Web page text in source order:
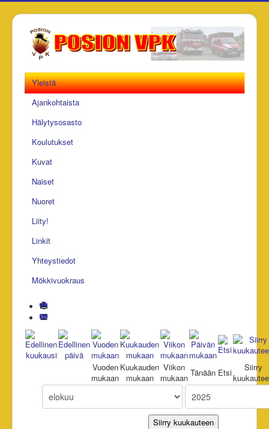
Yleistä
Ajankohtaista
Hälytysosasto
Koulutukset
Kuvat
Naiset
Nuoret
Liity!
Linkit
Yhteystiedot
Mökkivuokraus
Vuoden
mukaan
Kuukauden
mukaan
Viikon
mukaan Tänään Etsi
Siirry
Siirry kuukauteen